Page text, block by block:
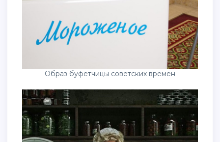
Образ буфетчицы советских времен